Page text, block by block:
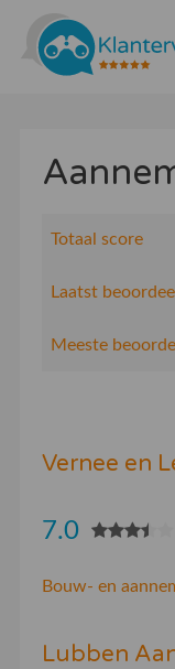
Tarieven
Inloggen
Totaal score
Laatst
Meeste
Vernee en
7.0
Bouw- en
Lubben